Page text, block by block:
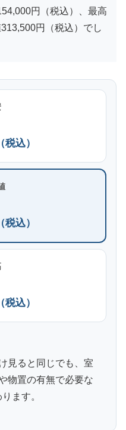
円（税込）、最高
円（税込）でし
込）
込）
込）
見ると同じでも、室
物置の有無で必要な
ます。